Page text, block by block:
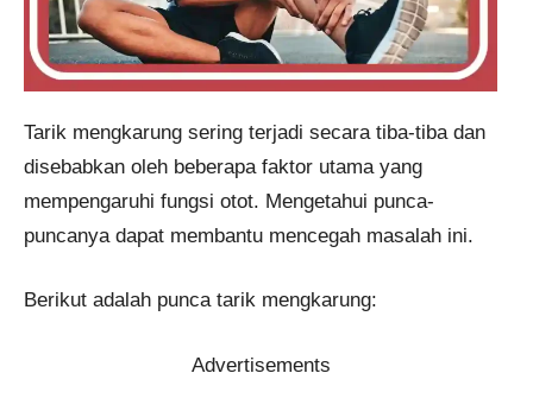
Tarik mengkarung sering terjadi secara tiba-tiba dan
disebabkan oleh beberapa faktor utama yang
mempengaruhi fungsi otot. Mengetahui punca-
puncanya dapat membantu mencegah masalah ini.
Berikut adalah punca tarik mengkarung:
Advertisements